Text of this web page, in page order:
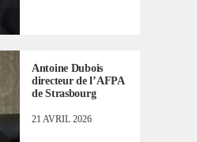
Antoine Dubois
directeur de l’AFPA
de Strasbourg
21 AVRIL 2026